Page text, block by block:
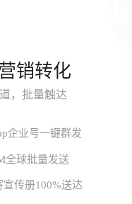
销转化
，批量触达
企业号一键群发
全球批量发送
宣传册100%送达